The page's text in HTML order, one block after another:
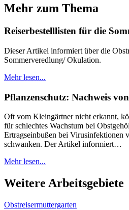
Mehr zum Thema
Reiserbestelllisten für die
Dieser Artikel informiert über die
Sommerveredlung/ Okulation.
Mehr lesen...
Pflanzenschutz: Nachweis
Oft vom Kleingärtner nicht erkannt,
für schlechtes Wachstum bei
Ertragseinbußen bei Virusinfektionen
schwanken. Der Artikel informiert…
Mehr lesen...
Weitere Arbeitsgebiete
Obstreisermuttergarten